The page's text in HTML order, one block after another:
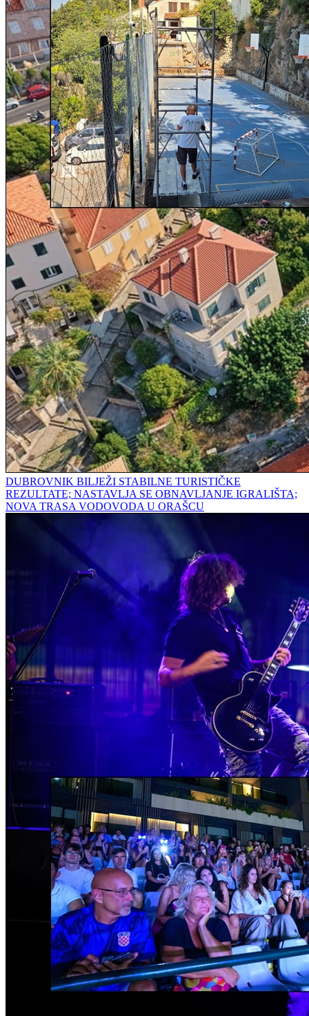
DUBROVNIK BILJEŽI STABILNE TURISTIČKE
REZULTATE; NASTAVLJA SE OBNAVLJANJE IGRALIŠTA;
NOVA TRASA VODOVODA U ORAŠCU